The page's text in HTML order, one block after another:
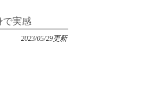
で実感
2023/05/29更新